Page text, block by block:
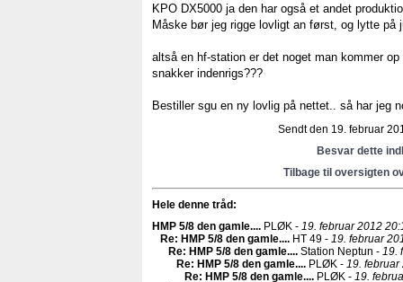
KPO DX5000 ja den har også et andet
Måske bør jeg rigge lovligt an først, og lytte på
altså en hf-station er det noget man kommer
snakker indenrigs???
Bestiller sgu en ny lovlig på nettet.. så har jeg
Sendt den 19. februar
Besvar dette
Tilbage til oversigten
Hele denne tråd:
HMP 5/8 den gamle.... PLØK - 19. februar 2012
Re: HMP 5/8 den gamle.... HT 49 - 19. februar
Re: HMP 5/8 den gamle.... Station Neptun - 19.
Re: HMP 5/8 den gamle.... PLØK - 19. februar
Re: HMP 5/8 den gamle.... PLØK - 19.